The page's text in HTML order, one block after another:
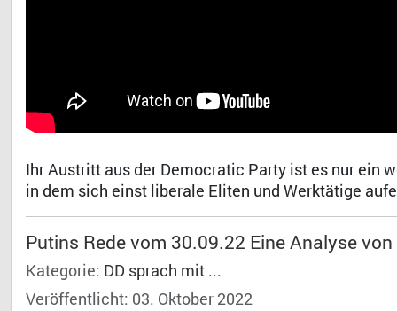
Ihr Austritt aus der Democratic Party ist es nur ein
in dem sich einst liberale Eliten und Werktätige
Putins Rede vom 30.09.22 Eine Analyse
Kategorie: DD sprach mit ...
Veröffentlicht: 03. Oktober 2022